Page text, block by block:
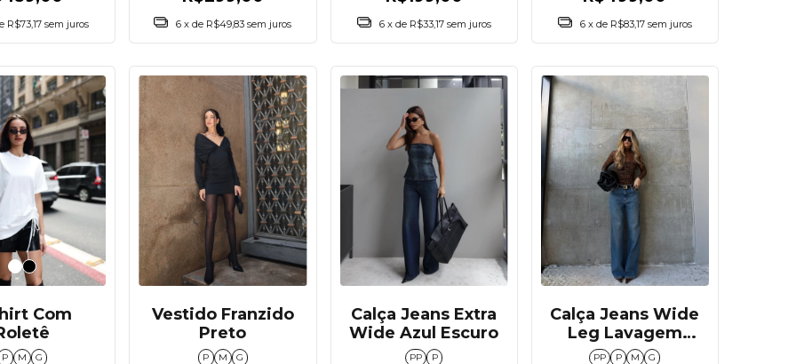
R$73,17 sem juros 6 x de R$49,83 sem juros 6 x de R$33,17 sem juros 6 x de R$83,17 sem juros
Com
P M G
Vestido Franzido
Preto
P M G
Calça Jeans Extra
Wide Azul Escuro
PP P
Calça Jeans Wide
Leg Lavagem
Média
PP P M G